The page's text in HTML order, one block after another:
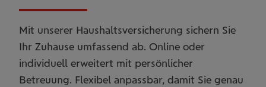
Mit unserer Haushaltsversicherung sichern Sie
Ihr Zuhause umfassend ab. Online oder
individuell erweitert mit persönlicher
Betreuung. Flexibel anpassbar, damit Sie genau